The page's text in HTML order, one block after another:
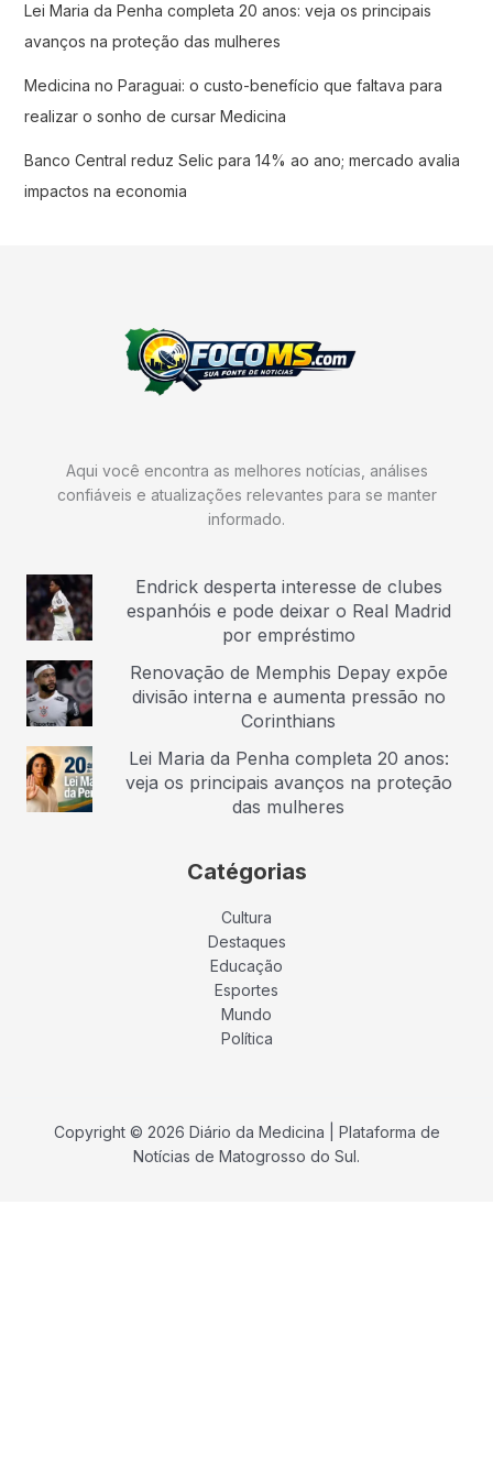
Lei Maria da Penha completa 20 anos: veja os principais
avanços na proteção das mulheres
Medicina no Paraguai: o custo-benefício que faltava para
realizar o sonho de cursar Medicina
Banco Central reduz Selic para 14% ao ano; mercado avalia
impactos na economia
Aqui você encontra as melhores notícias, análises
confiáveis e atualizações relevantes para se manter
informado.
Endrick desperta interesse de clubes
espanhóis e pode deixar o Real Madrid
por empréstimo
Renovação de Memphis Depay expõe
divisão interna e aumenta pressão no
Corinthians
Lei Maria da Penha completa 20 anos:
veja os principais avanços na proteção
das mulheres
Catégorias
Cultura
Destaques
Educação
Esportes
Mundo
Política
Copyright © 2026 Diário da Medicina | Plataforma de
Notícias de Matogrosso do Sul.